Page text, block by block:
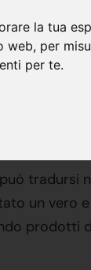
la tua
web, per
per te.
può tradursi
un vero
prodotti